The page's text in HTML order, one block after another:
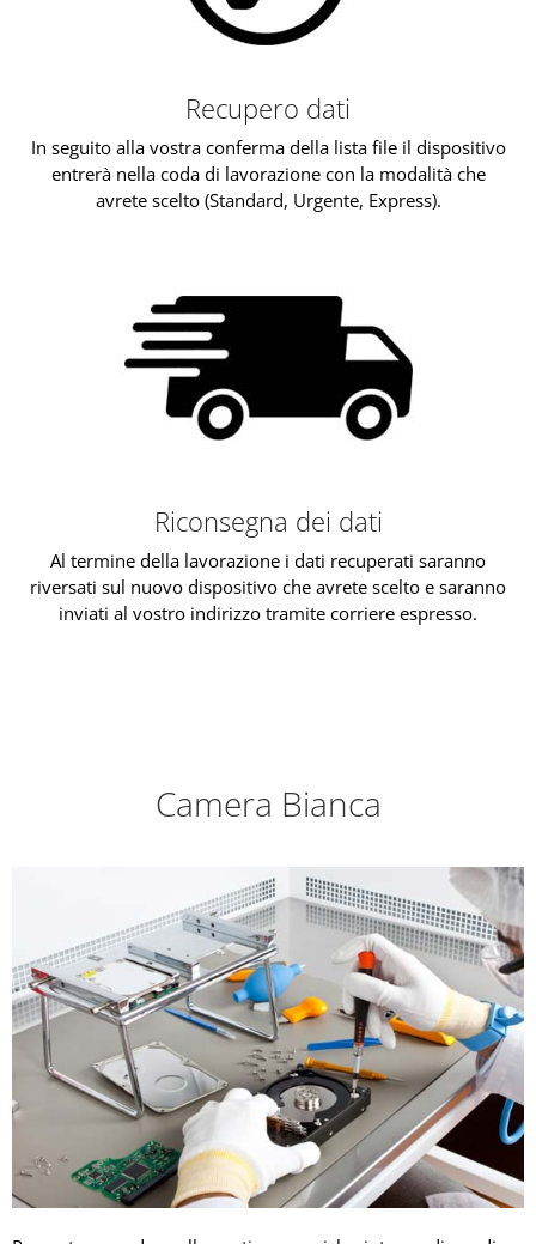
Recupero dati
In seguito alla vostra conferma della lista file il dispositivo
entrerà nella coda di lavorazione con la modalità che
avrete scelto (Standard, Urgente, Express).
Riconsegna dei dati
Al termine della lavorazione i dati recuperati saranno
riversati sul nuovo dispositivo che avrete scelto e saranno
inviati al vostro indirizzo tramite corriere espresso.
Camera Bianca